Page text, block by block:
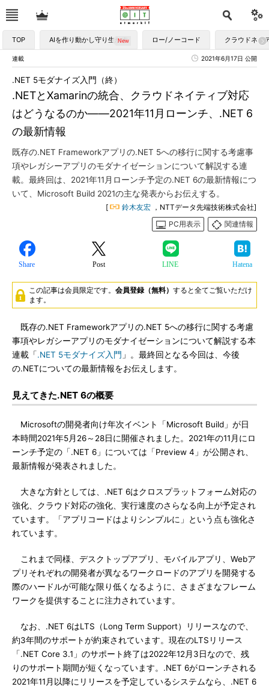
TOP AIを作り動かし守り生かす ロー/ノーコード クラウドネイ
連載 2021年6月17日 公開
.NETとXamarinの統合、クラウドネイティブ対応
はどうなるのか――2021年11月ローンチ、.NET 6
の最新情報
.NET 5モダナイズ入門（終）
既存の.NET Frameworkアプリの.NET 5への移行に関する考慮事
項やレガシーアプリのモダナイゼーションについて解説する連
載。最終回は、2021年11月ローンチ予定の.NET 6の最新情報につ
いて、Microsoft Build 2021の主な発表からお伝えする。
[ 鈴木友宏 ，NTTデータ先端技術株式会社]
PC用表示
関連情報
Share Post LINE Hatena
この記事は会員限定です。 会員登録（無料） すると全てご覧いただけ
ます。
既存の.NET Frameworkアプリの.NET 5への移行に関する考慮
事項やレガシーアプリのモダナイゼーションについて解説する本
連載「.NET 5モダナイズ入門 」。最終回となる今回は、今後
の.NETについての最新情報をお伝えします。
見えてきた.NET 6の概要
Microsoftの開発者向け年次イベント「Microsoft Build」が日
本時間2021年5月26～28日に開催されました。2021年の11月にロ
ーンチ予定の「.NET 6」については「Preview 4」が公開され、
最新情報が発表されました。
大きな方針としては、.NET 6はクロスプラットフォーム対応の
強化、クラウド対応の強化、実行速度のさらなる向上が予定され
ています。「アプリコードはよりシンプルに」という点も強化さ
れています。
これまで同様、デスクトップアプリ、モバイルアプリ、Webア
プリそれぞれの開発者が異なるワークロードのアプリを開発する
際のハードルが可能な限り低くなるように、さまざまなフレーム
ワークを提供することに注力されています。
なお、.NET 6はLTS（Long Term Support）リリースなので、
約3年間のサポートが約束されています。現在のLTSリリース
「.NET Core 3.1」のサポート終了は2022年12月3日なので、残
りのサポート期間が短くなっています。.NET 6がローンチされる
2021年11月以降にリリースを予定しているシステムなら、.NET 6